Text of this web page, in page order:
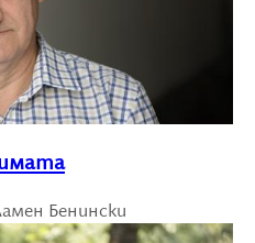
Бенински